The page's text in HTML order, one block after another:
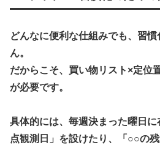
どんなに便利な仕組みでも、習
ん。
だからこそ、買い物リスト×定位
が必要です。
具体的には、毎週決まった曜日
点観測日」を設けたり、「○○の